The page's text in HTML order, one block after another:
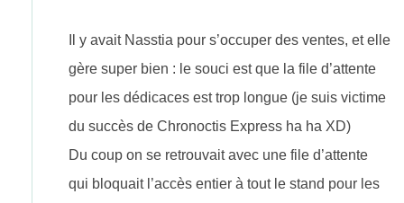
Il y avait Nasstia pour s’occuper des ventes, et elle
gère super bien : le souci est que la file d’attente
pour les dédicaces est trop longue (je suis victime
du succès de Chronoctis Express ha ha XD)
Du coup on se retrouvait avec une file d’attente
qui bloquait l’accès entier à tout le stand pour les